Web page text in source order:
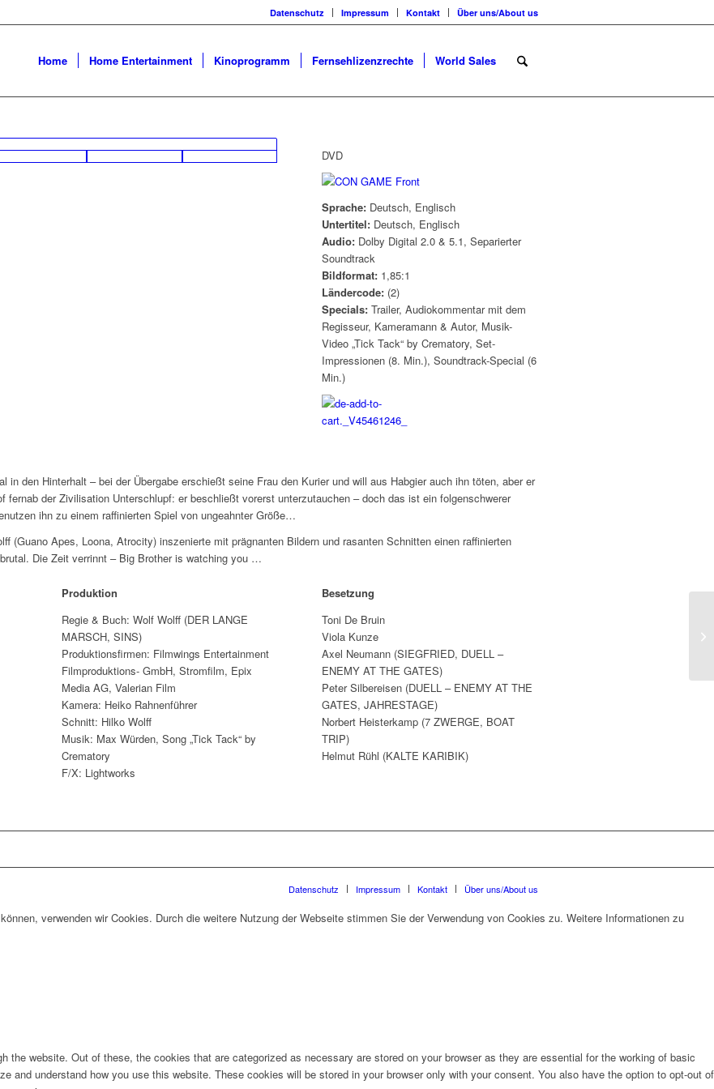
Datenschutz Impressum Kontakt Über uns/About us
Home Home Entertainment Kinoprogramm Fernsehlizenzrechte World Sales
DVD
Sprache: Deutsch, Englisch
Untertitel: Deutsch, Englisch
Audio: Dolby Digital 2.0 & 5.1, Separierter
Soundtrack
Bildformat: 1,85:1
Ländercode: (2)
Specials: Trailer, Audiokommentar mit dem
Regisseur, Kameramann & Autor, Musik-
Video „Tick Tack“ by Crematory, Set-
Impressionen (8. Min.), Soundtrack-Special (6
Min.)
in den Hinterhalt – bei der Übergabe erschießt seine Frau den Kurier und will aus Habgier auch ihn töten, aber er
fernab der Zivilisation Unterschlupf: er beschließt vorerst unterzutauchen – doch das ist ein folgenschwerer
ihn zu einem raffinierten Spiel von ungeahnter Größe…
(Guano Apes, Loona, Atrocity) inszenierte mit prägnanten Bildern und rasanten Schnitten einen raffinierten
Die Zeit verrinnt – Big Brother is watching you …
Produktion
Regie & Buch: Wolf Wolff (DER LANGE
MARSCH, SINS)
Produktionsfirmen: Filmwings Entertainment
Filmproduktions- GmbH, Stromfilm, Epix
Media AG, Valerian Film
Kamera: Heiko Rahnenführer
Schnitt: Hilko Wolff
Musik: Max Würden, Song „Tick Tack“ by
Crematory
F/X: Lightworks
Besetzung
Toni De Bruin
Viola Kunze
Axel Neumann (SIEGFRIED, DUELL –
ENEMY AT THE GATES)
Peter Silbereisen (DUELL – ENEMY AT THE
GATES, JAHRESTAGE)
Norbert Heisterkamp (7 ZWERGE, BOAT
TRIP)
Helmut Rühl (KALTE KARIBIK)
Datenschutz Impressum Kontakt Über uns/About us
verwenden wir Cookies. Durch die weitere Nutzung der Webseite stimmen Sie der Verwendung von Cookies zu. Weitere Informationen zu
website. Out of these, the cookies that are categorized as necessary are stored on your browser as they are essential for the working of basic
and understand how you use this website. These cookies will be stored in your browser only with your consent. You also have the option to opt-out of